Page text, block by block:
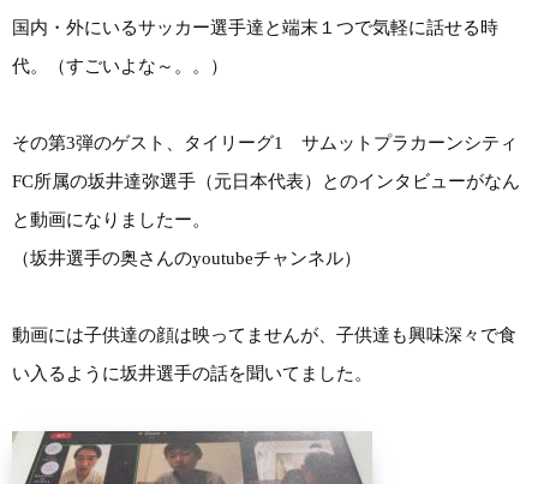
国内・外にいるサッカー選手達と端末１つで気軽に話せる時
代。（すごいよな～。。）
その第3弾のゲスト、タイリーグ1 サムットプラカーンシティ
FC所属の坂井達弥選手（元日本代表）とのインタビューがなん
と動画になりましたー。
（坂井選手の奥さんのyoutubeチャンネル）
動画には子供達の顔は映ってませんが、子供達も興味深々で食
い入るように坂井選手の話を聞いてました。